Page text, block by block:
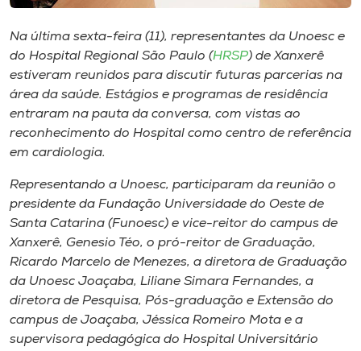
Unoesc
Store
Selecione
Na última sexta-feira (11), representantes da Unoesc e
do Hospital Regional São Paulo (HRSP) de Xanxerê
estiveram reunidos para discutir futuras parcerias na
área da saúde. Estágios e programas de residência
entraram na pauta da conversa, com vistas ao
reconhecimento do Hospital como centro de referência
em cardiologia.
Representando a Unoesc, participaram da reunião o
presidente da Fundação Universidade do Oeste de
Santa Catarina (Funoesc) e vice-reitor do campus de
Xanxerê, Genesio Téo, o pró-reitor de Graduação,
Ricardo Marcelo de Menezes, a diretora de Graduação
da Unoesc Joaçaba, Liliane Simara Fernandes, a
diretora de Pesquisa, Pós-graduação e Extensão do
campus de Joaçaba, Jéssica Romeiro Mota e a
supervisora pedagógica do Hospital Universitário